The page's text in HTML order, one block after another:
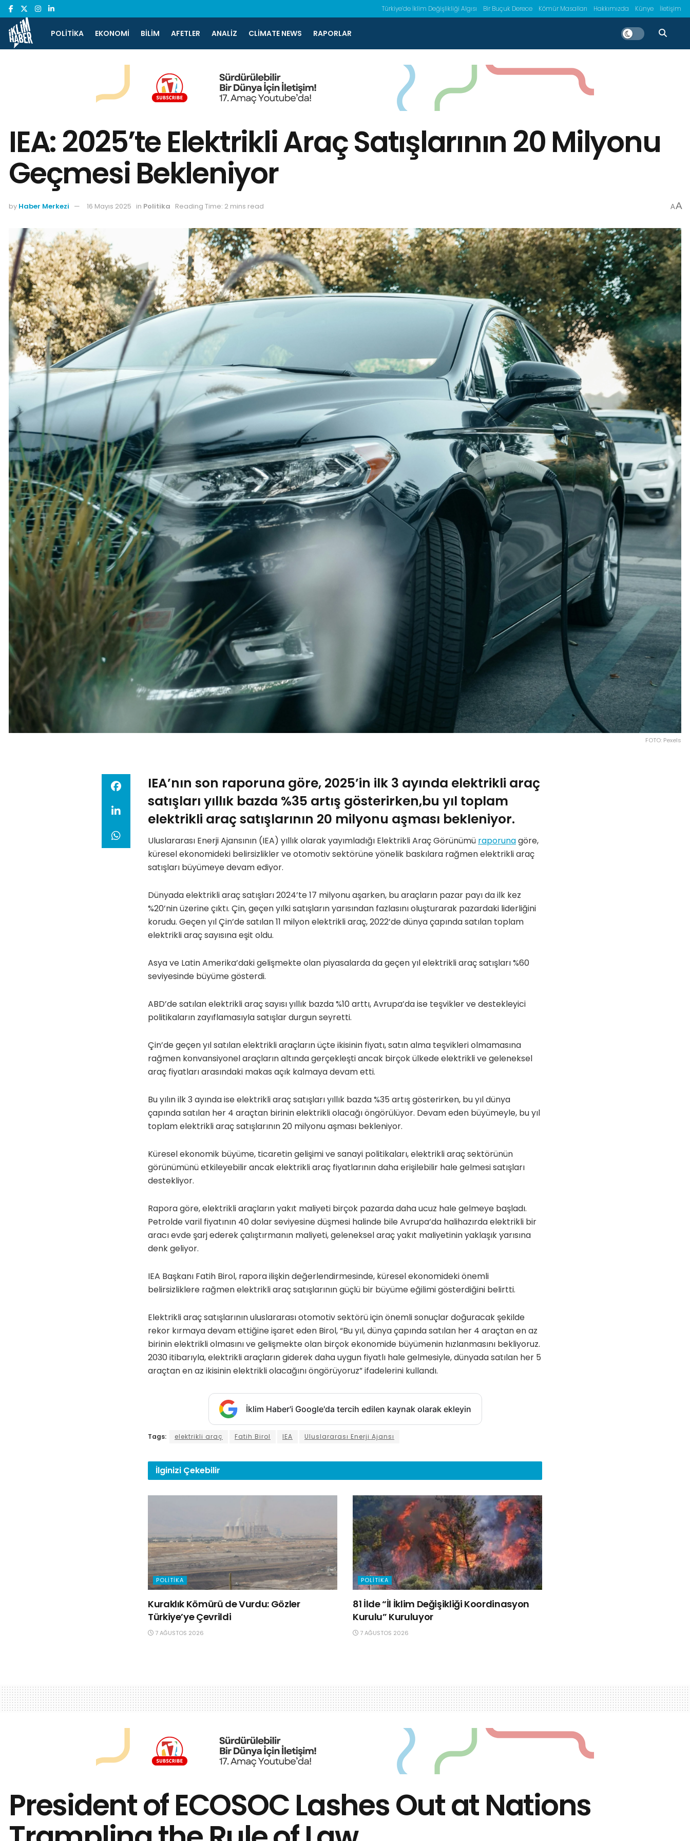
Türkiye’de İklim Değişlikliği Algısı Bir Buçuk Derece Kömür Masalları Hakkımızda Künye İletişim
POLITIKA EKONOMI BILIM AFETLER ANALIZ CLIMATE NEWS RAPORLAR
IEA: 2025’te Elektrikli Araç Satışlarının 20 Milyonu
Geçmesi Bekleniyor
by Haber Merkezi 16 Mayıs 2025 in Politika Reading Time: 2 mins read AA
FOTO: Pexels
IEA’nın son raporuna göre, 2025’in ilk 3 ayında elektrikli araç
satışları yıllık bazda %35 artış gösterirken,bu yıl toplam
elektrikli araç satışlarının 20 milyonu aşması bekleniyor.
Uluslararası Enerji Ajansının (IEA) yıllık olarak yayımladığı Elektrikli Araç Görünümü raporunagöre,
küresel ekonomideki belirsizlikler ve otomotiv sektörüne yönelik baskılara rağmen elektrikli araç
satışları büyümeye devam ediyor.
Dünyada elektrikli araç satışları 2024’te 17 milyonu aşarken, bu araçların pazar payı da ilk kez
%20’nin üzerine çıktı. Çin, geçen yılki satışların yarısından fazlasını oluşturarak pazardaki liderliğini
korudu. Geçen yıl Çin’de satılan 11 milyon elektrikli araç, 2022’de dünya çapında satılan toplam
elektrikli araç sayısına eşit oldu.
Asya ve Latin Amerika’daki gelişmekte olan piyasalarda da geçen yıl elektrikli araç satışları %60
seviyesinde büyüme gösterdi.
ABD’de satılan elektrikli araç sayısı yıllık bazda %10 arttı, Avrupa’da ise teşvikler ve destekleyici
politikaların zayıflamasıyla satışlar durgun seyretti.
Çin’de geçen yıl satılan elektrikli araçların üçte ikisinin fiyatı, satın alma teşvikleri olmamasına
rağmen konvansiyonel araçların altında gerçekleşti ancak birçok ülkede elektrikli ve geleneksel
araç fiyatları arasındaki makas açık kalmaya devam etti.
Bu yılın ilk 3 ayında ise elektrikli araç satışları yıllık bazda %35 artış gösterirken, bu yıl dünya
çapında satılan her 4 araçtan birinin elektrikli olacağı öngörülüyor. Devam eden büyümeyle, bu yıl
toplam elektrikli araç satışlarının 20 milyonu aşması bekleniyor.
Küresel ekonomik büyüme, ticaretin gelişimi ve sanayi politikaları, elektrikli araç sektörünün
görünümünü etkileyebilir ancak elektrikli araç fiyatlarının daha erişilebilir hale gelmesi satışları
destekliyor.
Rapora göre, elektrikli araçların yakıt maliyeti birçok pazarda daha ucuz hale gelmeye başladı.
Petrolde varil fiyatının 40 dolar seviyesine düşmesi halinde bile Avrupa’da halihazırda elektrikli bir
aracı evde şarj ederek çalıştırmanın maliyeti, geleneksel araç yakıt maliyetinin yaklaşık yarısına
denk geliyor.
IEA Başkanı Fatih Birol, rapora ilişkin değerlendirmesinde, küresel ekonomideki önemli
belirsizliklere rağmen elektrikli araç satışlarının güçlü bir büyüme eğilimi gösterdiğini belirtti.
Elektrikli araç satışlarının uluslararası otomotiv sektörü için önemli sonuçlar doğuracak şekilde
rekor kırmaya devam ettiğine işaret eden Birol, “Bu yıl, dünya çapında satılan her 4 araçtan en az
birinin elektrikli olmasını ve gelişmekte olan birçok ekonomide büyümenin hızlanmasını bekliyoruz.
2030 itibarıyla, elektrikli araçların giderek daha uygun fiyatlı hale gelmesiyle, dünyada satılan her 5
araçtan en az ikisinin elektrikli olacağını öngörüyoruz” ifadelerini kullandı.
İklim Haber'i Google'da tercih edilen kaynak olarak ekleyin
Tags: elektrikli araç Fatih Birol IEA Uluslararası Enerji Ajansı
İlginizi Çekebilir
POLITIKA
Kuraklık Kömürü de Vurdu: Gözler
Türkiye’ye Çevrildi
7 AĞUSTOS 2026
POLITIKA
81 İlde “İl İklim Değişikliği Koordinasyon
Kurulu” Kuruluyor
7 AĞUSTOS 2026
President of ECOSOC Lashes Out at Nations